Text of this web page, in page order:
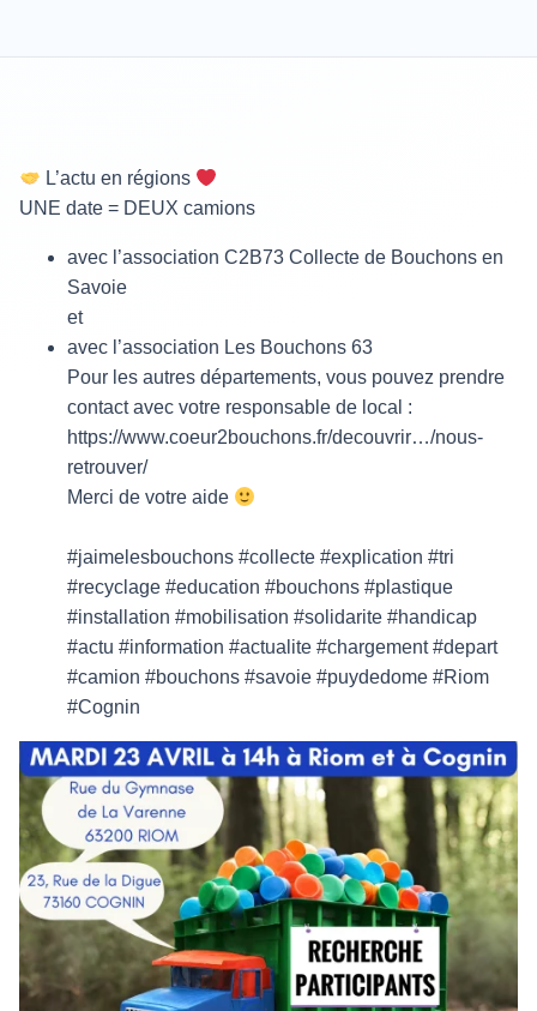
L’actu en régions
UNE date = DEUX camions
avec l’association C2B73 Collecte de Bouchons en
Savoie
et
avec l’association Les Bouchons 63
Pour les autres départements, vous pouvez prendre
contact avec votre responsable de local :
https://www.coeur2bouchons.fr/decouvrir…/nous-
retrouver/
Merci de votre aide
#jaimelesbouchons #collecte #explication #tri
#recyclage #education #bouchons #plastique
#installation #mobilisation #solidarite #handicap
#actu #information #actualite #chargement #depart
#camion #bouchons #savoie #puydedome #Riom
#Cognin